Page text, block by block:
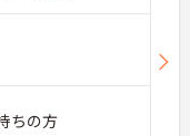
ちの方